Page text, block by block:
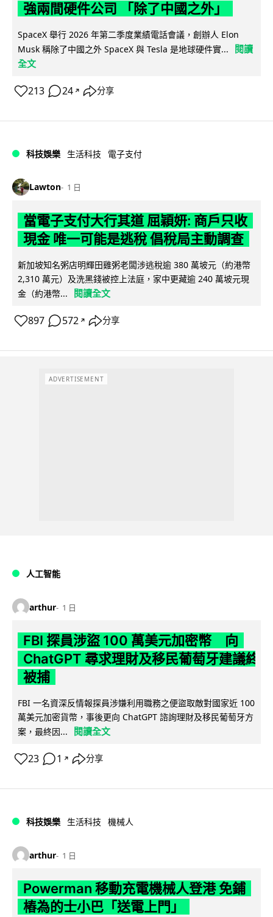
強兩間硬件公司 「除了中國之外」
SpaceX 舉行 2026 年第二季度業績電話會議，創辦人 Elon
Musk 稱除了中國之外 SpaceX 與 Tesla 是地球硬件實...
閱讀
全文
213 24 ↗ 分享
科技娛樂 生活科技 電子支付
Lawton 1 日
當電子支付大行其道 屈穎妍: 商戶只收
現金 唯一可能是逃稅 倡稅局主動調查
新加坡知名粥店明輝田雞粥老闆涉逃稅逾 380 萬坡元（約港幣
2,310 萬元）及洗黑錢被控上法庭，家中更藏逾 240 萬坡元現
金（約港幣...
閱讀全文
897 572 ↗ 分享
ADVERTISEMENT
人工智能
arthur 1 日
FBI 探員涉盜 100 萬美元加密幣 向
ChatGPT 尋求理財及移民葡萄牙建議終
被捕
FBI 一名資深反情報探員涉嫌利用職務之便盜取敵對國家近 100
萬美元加密貨幣，事後更向 ChatGPT 諮詢理財及移民葡萄牙方
案，最終因...
閱讀全文
23 1 ↗ 分享
科技娛樂 生活科技 機械人
arthur 1 日
Powerman 移動充電機械人登港 免鋪
樁為的士小巴「送電上門」